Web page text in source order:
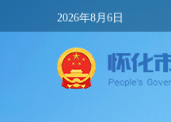
2026年8月6日